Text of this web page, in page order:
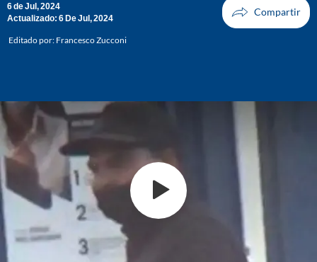
6 de Jul, 2024
Actualizado: 6 De Jul, 2024
Editado por: Francesco Zucconi